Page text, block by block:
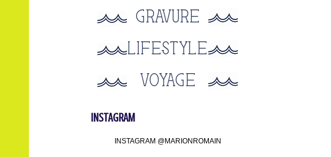
INSTAGRAM
INSTAGRAM @MARIONROMAIN